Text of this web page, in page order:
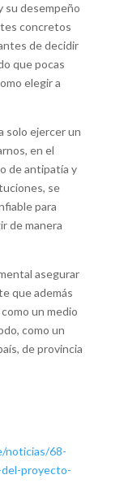
su desempeño
concretos
de decidir
que pocas
elegir a
solo ejercer un
en el
de antipatía y
se
para
de manera
asegurar
que además
un medio
como un
de provincia
noticias/68-
proyecto-